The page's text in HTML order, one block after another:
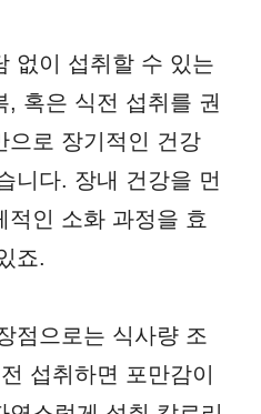
없이 섭취할 수 있는
, 혹은 식전 섭취를 권
으로 장기적인 건강
니다. 장내 건강을 먼
적인 소화 과정을 효
죠.
점으로는 식사량 조
섭취하면 포만감이